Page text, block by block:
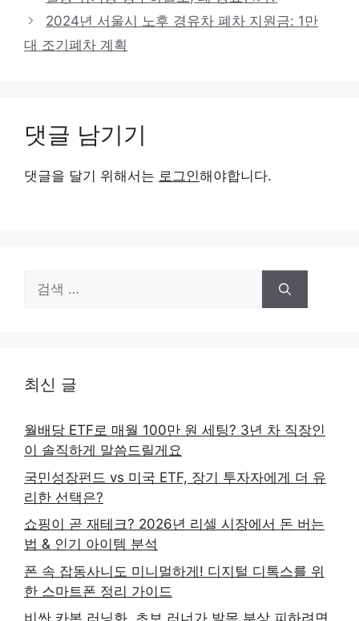
2024년 서울시 노후 경유차 폐차 지원금: 1만
대 조기폐차 계획
댓글 남기기
댓글을 달기 위해서는 로그인해야합니다.
색:
최신 글
월배당 ETF로 매월 100만 원 세팅? 3년 차 직장인
이 솔직하게 말씀드릴게요
국민성장펀드 vs 미국 ETF, 장기 투자자에게 더 유
리한 선택은?
쇼핑이 곧 재테크? 2026년 리셀 시장에서 돈 버는
법 & 인기 아이템 분석
폰 속 잡동사니도 미니멀하게! 디지털 디톡스를 위
한 스마트폰 정리 가이드